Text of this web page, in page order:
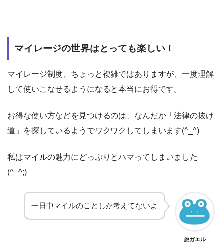
マイレージの世界はとっても楽しい！
マイレージ制度、ちょっと複雑ではありますが、一度理解
して使いこなせるようになると本当にお得です。
お得な使い方などを見つけるのは、なんだか「法律の抜け
道」を探しているようでワクワクしてしまいます(^_^)
私はマイルの魅力にどっぷりとハマってしまいました
(^_^;)
一日中マイルのことしか考えてないよ
旅ガエル